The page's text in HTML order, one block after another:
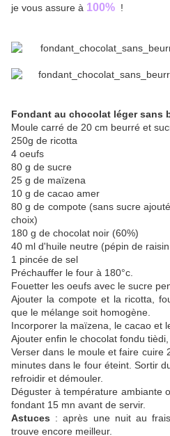
je vous assure à 100% !
Fondant au chocolat léger sans
Moule carré de 20 cm beurré et
250g de ricotta
4 oeufs
80 g de sucre
25 g de maïzena
10 g de cacao amer
80 g de compote (sans sucre
choix)
180 g de chocolat noir (60%)
40 ml d'huile neutre (pépin de
1 pincée de sel
Préchauffer le four à 180°c.
Fouetter les oeufs avec le sucre
Ajouter la compote et la ricotta,
que le mélange soit homogène.
Incorporer la maïzena, le cacao et
Ajouter enfin le chocolat fondu tièdi,
Verser dans le moule et faire cuire
minutes dans le four éteint. Sortir
refroidir et démouler.
Déguster à température ambiante
fondant 15 mn avant de servir.
Astuces : après une nuit au
trouve encore meilleur.